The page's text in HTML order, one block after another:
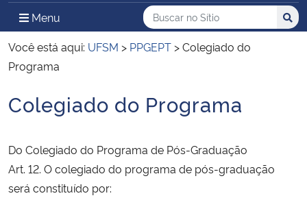
Ministério da Defesa
Ministério das Relações Exteriores
Ministério da Infraestrutura
Ministério da Agricultura, Pecuária e Abastecimento
Ministério da Educação
Menu Menu Principal do Sítio
Busca
Buscar no no Sítio
Busca:
Você está aqui: UFSM > PPGEPT >Colegiado do
Programa
Início do conteúdo
Colegiado do Programa
Do Colegiado do Programa de Pós-Graduação
Art. 12. O colegiado do programa de pós-graduação
será constituído por: